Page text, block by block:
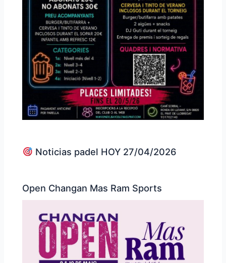
Noticias padel HOY 27/04/2026
Open Changan Mas Ram Sports